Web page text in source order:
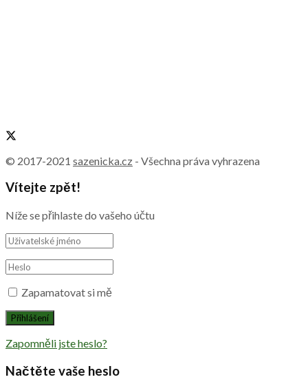
© 2017-2021 sazenicka.cz - Všechna práva vyhrazena
Vítejte zpět!
Níže se přihlaste do vašeho účtu
Zapamatovat si mě
Zapomněli jste heslo?
Načtěte vaše heslo